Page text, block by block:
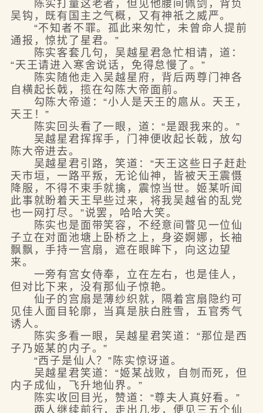
陈实打量这老者，但见他腰间佩剑，背负
吴钩，既有国主之气概，又有神祇之威严。
“不知者不罪。孤此来匆忙，未曾命人提前
通报，惊扰了星君。”
陈实客套几句，吴越星君急忙相请，道：
“天王请进入寒舍说话，免得怠慢了。”
陈实随他走入吴越星府，背后两尊门神各
自横起长戟，揽在勾陈大帝面前。
勾陈大帝道：“小人是天王的扈从。天王，
天王！”
陈实回头看了一眼，道：“是跟我来的。”
吴越星君挥挥手，门神便收起长戟，放勾
陈大帝进去。
吴越星君引路，笑道：“天王这些日子赶赴
天市垣，一路平叛，无论仙神，皆被天王震慑
降服，不得不束手就擒，震惊当世。姬某听闻
此事就盼着天王早些过来，将我吴越省的乱党
也一网打尽。”说罢，哈哈大笑。
陈实也是面带笑容，不经意间瞥见一位仙
子立在对面池塘上卧桥之上，身姿婀娜，长袖
飘飘，手持一宫扇，遮在眼眸下，向这边望
来。
一旁有宫女侍奉，立在左右，也是佳人，
但对比下来，没有那仙子惊艳。
仙子的宫扇是薄纱织就，隔着宫扇隐约可
见佳人面目轮廓，当真是肤白胜雪，五官秀气
诱人。
陈实多看一眼，吴越星君笑道：“那位是西
子乃姬某的内子。”
“西子是仙人？”陈实惊讶道。
吴越星君笑道：“姬某战败，自刎而死，但
内子成仙，飞升地仙界。”
陈实收回目光，赞道：“尊夫人真好看。”
两人继续前行，走出几步，便见三五个仙